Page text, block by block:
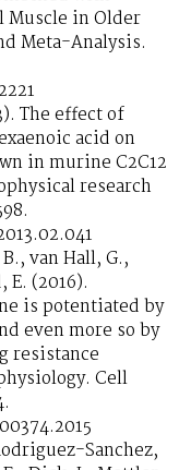
Muscle in Older
Meta-Analysis.
The effect of
acid on
in murine C2C12
research
van Hall, G.,
(2016).
is potentiated by
even more so by
resistance
Cell
Sanchez,